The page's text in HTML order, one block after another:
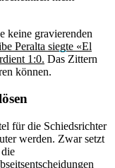
keine gravierenden
Peralta siegte «El
1:0. Das Zittern
können.
für die Schiedsrichter
werden. Zwar setzt